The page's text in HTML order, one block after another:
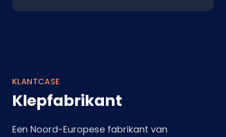
KLANTCASE
Klepfabrikant
Een Noord-Europese fabrikant van